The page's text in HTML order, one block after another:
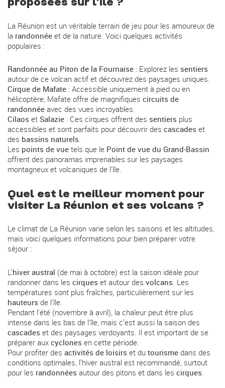
La Réunion est un véritable terrain de jeu pour les amoureux de
la randonnée et de la nature. Voici quelques activités
populaires :
Randonnée au Piton de la Fournaise : Explorez les sentiers
autour de ce volcan actif et découvrez des paysages uniques.
Cirque de Mafate : Accessible uniquement à pied ou en
hélicoptère, Mafate offre de magnifiques circuits de
randonnée avec des vues incroyables.
Cilaos et Salazie : Ces cirques offrent des sentiers plus
accessibles et sont parfaits pour découvrir des cascades et
des bassins naturels
Les points de vue tels que le Point de vue du Grand-Bassin
offrent des panoramas imprenables sur les paysages
montagneux et volcaniques de l'île.
Quel est le meilleur moment pour
visiter La Réunion et ses volcans ?
Le climat de La Réunion varie selon les saisons et les altitudes,
mais voici quelques informations pour bien préparer votre
séjour :
L’hiver austral (de mai à octobre) est la saison idéale pour
randonner dans les cirques et autour des volcans . Les
températures sont plus fraîches, particulièrement sur les
hauteurs de l'île.
Pendant l'été (novembre à avril), la chaleur peut être plus
intense dans les bas de l'île, mais c’est aussi la saison des
cascades et des paysages verdoyants. Il est important de se
préparer aux cyclones en cette période.
Pour profiter des activités de loisirs et du tourisme dans des
conditions optimales, l’hiver austral est recommandé, surtout
pour les randonnées autour des pitons et dans les cirques